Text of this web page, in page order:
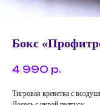
Бокс
4 990 р.
Тигровая креветка с